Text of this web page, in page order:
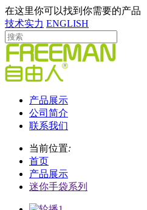
在这里你可以找到你需要的产品
技术实力 ENGLISH
产品展示
公司简介
联系我们
当前位置:
首页
产品展示
迷你手袋系列